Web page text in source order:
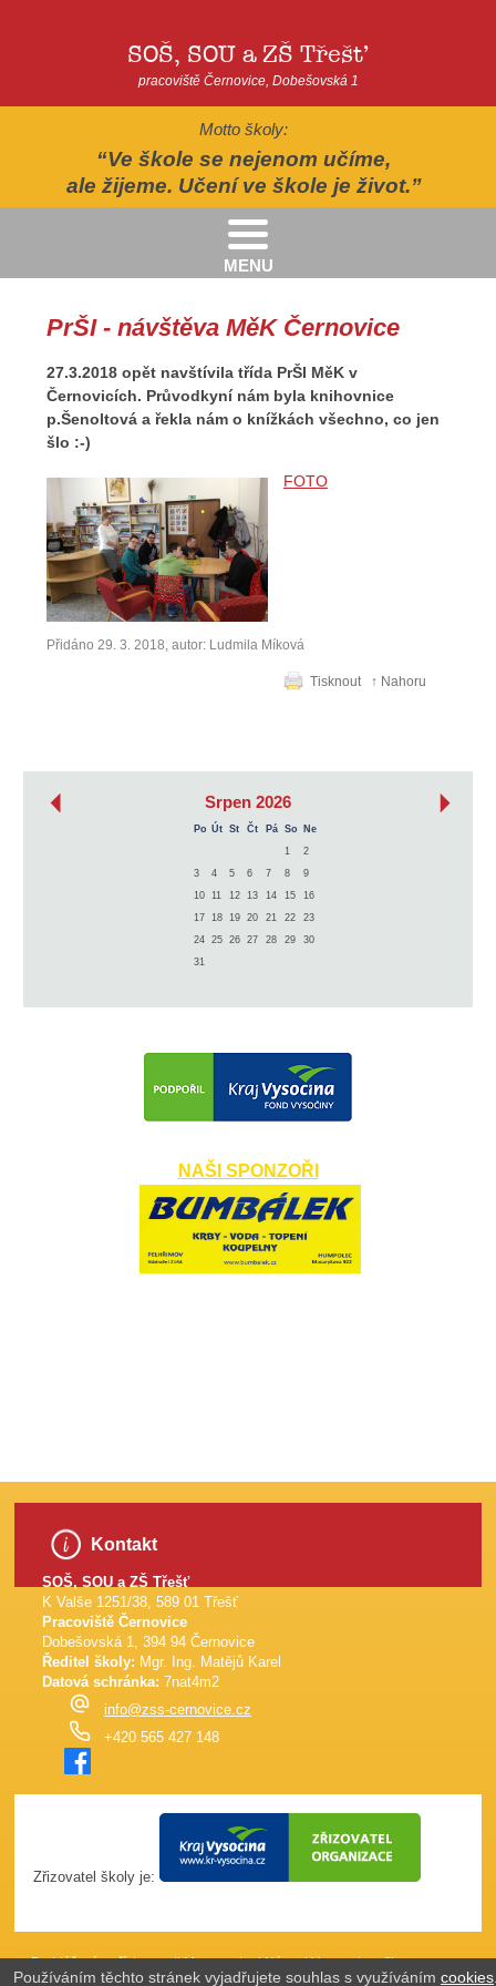
MENU
Motto školy:
Ve škole se nejenom učíme,
ale žijeme. Učení ve škole je život.
SOŠ, SOU a ZŠ Třešť
pracoviště Černovice, Dobešovská 1
PrŠI - návštěva MěK Černovice
27.3.2018 opět navštívila třída PrŠI MěK v
Černovicích. Průvodkyní nám byla knihovnice
p.Šenoltová a řekla nám o knížkách všechno, co jen
šlo :-)
FOTO
Přidáno 29. 3. 2018, autor: Ludmila Míková
Tisknout ↑ Nahoru
Srpen 2026
Po Út St Čt Pá So
Ne
1
2
3
4 5 6 7 8
9
10
11 12 13 14 15
16
17
18 19 20 21 22
23
24
25 26 27 28 29
30
31
NAŠI SPONZOŘI
Kontakt
SOŠ, SOU a ZŠ Třešť
K Valše 1251/38, 589 01 Třešť
Pracoviště Černovice
Dobešovská 1, 394 94 Černovice
Ředitel školy: Mgr. Ing. Matějů Karel
Datová schránka: 7nat4m2
info@zss-cernovice.cz
+420 565 427 148
Zřizovatel školy je:
Prohlášení o přístupnosti Mapa webu|Názor|Vypnout grafiku
(J4W-RS v7.0)
Používáním těchto stránek vyjadřujete souhlas s využíváním cookies